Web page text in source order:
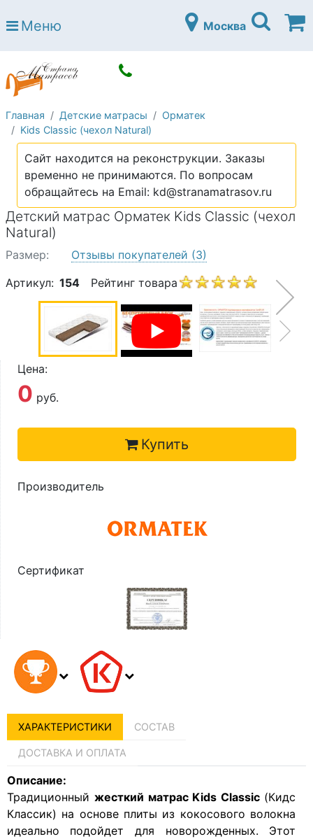
Страна матрасов
Open submenu (Матрасы)
Open submenu (Кровати)
Кровати
Open submenu (Аксессуары)
Open submenu (Диваны)
Диваны
Open submenu (Постельное белье)
Постельное белье
Open submenu (Мебель)
Мебель
Open submenu (Основания)
Основания
Open submenu (Детские матрасы)
Детские матрасы
Open submenu (Детские кровати)
Детские кровати
Open submenu (Шкафы)
О компании
Контакты
Меню Москва
Главная Детские матрасы
Орматек
Kids Classic (чехол Natural)
Сайт находится на реконструкции. Заказы
временно не принимаются. По вопросам
обращайтесь на Email: kd@stranamatrasov.ru
Детский матрас Орматек Kids Classic (чехол
Natural)
Размер: Отзывы покупателей (3)
Артикул: 154 Рейтинг товара
Цена:
0 руб.
Купить
Производитель
Сертификат
ХАРАКТЕРИСТИКИ СОСТАВ
ДОСТАВКА И ОПЛАТА
Описание:
Традиционный жесткий матрас Kids Classic (Кидс
Классик) на основе плиты из кокосового волокна
идеально подойдет для новорожденных. Этот